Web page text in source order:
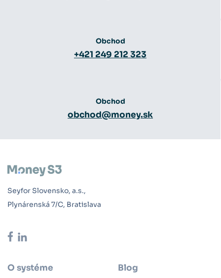
Obchod
+421 249 212 323
Obchod
obchod@money.sk
Seyfor Slovensko, a.s.,
Plynárenská 7/C, Bratislava
O systéme Blog